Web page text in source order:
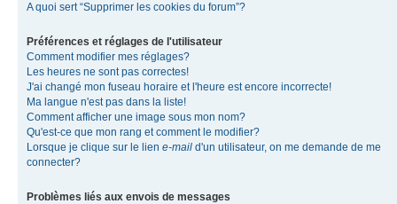
A quoi sert “Supprimer les cookies du forum”?
Préférences et réglages de l'utilisateur
Comment modifier mes réglages?
Les heures ne sont pas correctes!
J'ai changé mon fuseau horaire et l'heure est encore incorrecte!
Ma langue n'est pas dans la liste!
Comment afficher une image sous mon nom?
Qu'est-ce que mon rang et comment le modifier?
Lorsque je clique sur le lien e-mail d'un utilisateur, on me demande de me
connecter?
Problèmes liés aux envois de messages